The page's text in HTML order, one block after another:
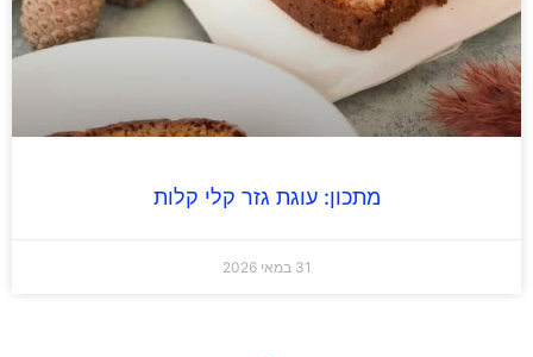
מתכון: עוגת גזר קלי קלות